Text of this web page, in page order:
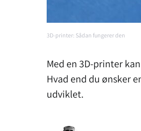
3D-printer: Sådan fungerer den
Med en 3D-printer
Hvad end du ønsker
udviklet.